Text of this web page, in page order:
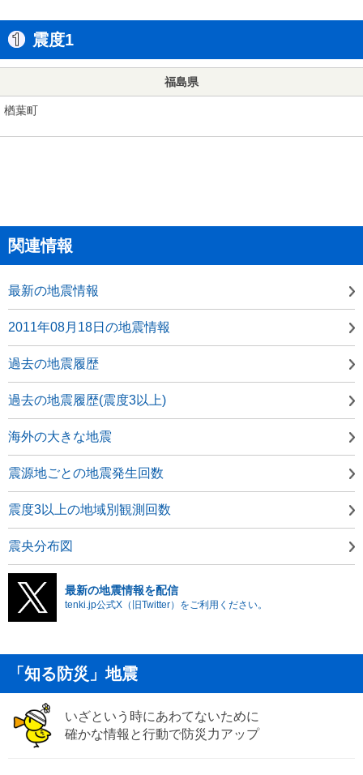
震度1
福島県
楢葉町
関連情報
最新の地震情報
2011年08月18日の地震情報
過去の地震履歴
過去の地震履歴(震度3以上)
海外の大きな地震
震源地ごとの地震発生回数
震度3以上の地域別観測回数
震央分布図
最新の地震情報を配信
tenki.jp公式X（旧Twitter）をご利用ください。
「知る防災」地震
いざという時にあわてないために
確かな情報と行動で防災力アップ